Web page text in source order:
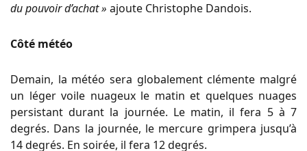
du pouvoir d’achat » ajoute Christophe Dandois.
Côté météo
Demain, la météo sera globalement clémente malgré
un léger voile nuageux le matin et quelques nuages
persistant durant la journée. Le matin, il fera 5 à 7
degrés. Dans la journée, le mercure grimpera jusqu’à
14 degrés. En soirée, il fera 12 degrés.